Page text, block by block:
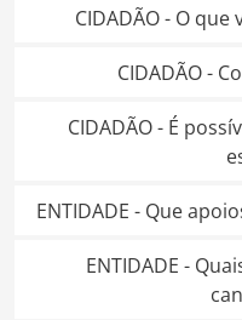
CIDADÃO - O
CIDADÃO -
CIDADÃO - É
ENTIDADE - Que
ENTIDADE -